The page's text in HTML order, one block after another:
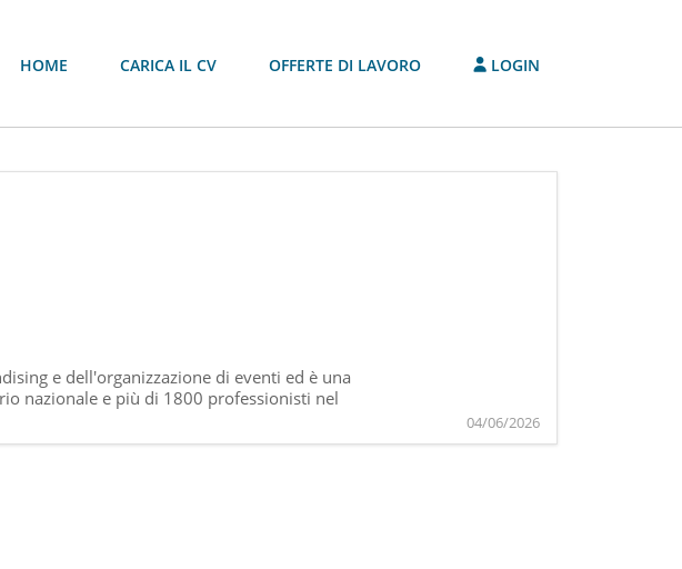
HOME CARICA IL CV OFFERTE DI LAVORO LOGIN
e dell'organizzazione di eventi ed è una
nazionale e più di 1800 professionisti nel
04/06/2026